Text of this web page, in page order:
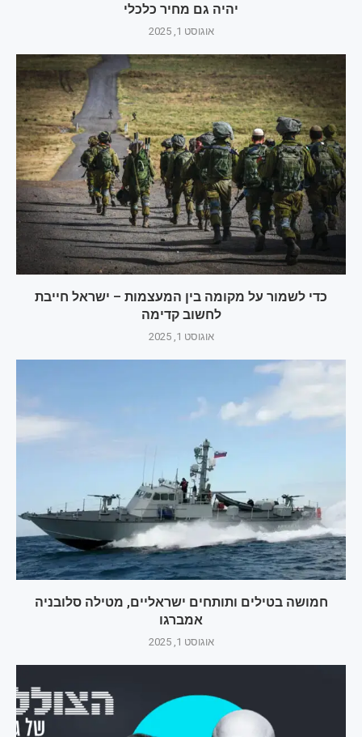
יהיה גם מחיר כלכלי
אוגוסט 1, 2025
כדי לשמור על מקומה בין המעצמות – ישראל חייבת
לחשוב קדימה
אוגוסט 1, 2025
חמושה בטילים ותותחים ישראליים, מטילה סלובניה
אמברגו
אוגוסט 1, 2025